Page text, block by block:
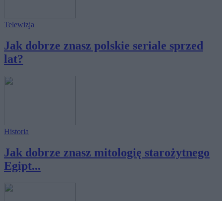
Telewizja
Jak dobrze znasz polskie seriale sprzed
lat?
Historia
Jak dobrze znasz mitologię starożytnego
Egipt...